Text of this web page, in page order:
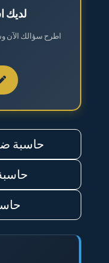
القضايا العقارية
القضايا العمالية
القضايا المالية
نظام مكافحة
لديك
اطرح سؤالك الآن
حاسبة